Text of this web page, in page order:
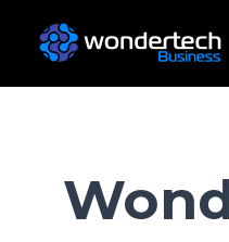
contenido